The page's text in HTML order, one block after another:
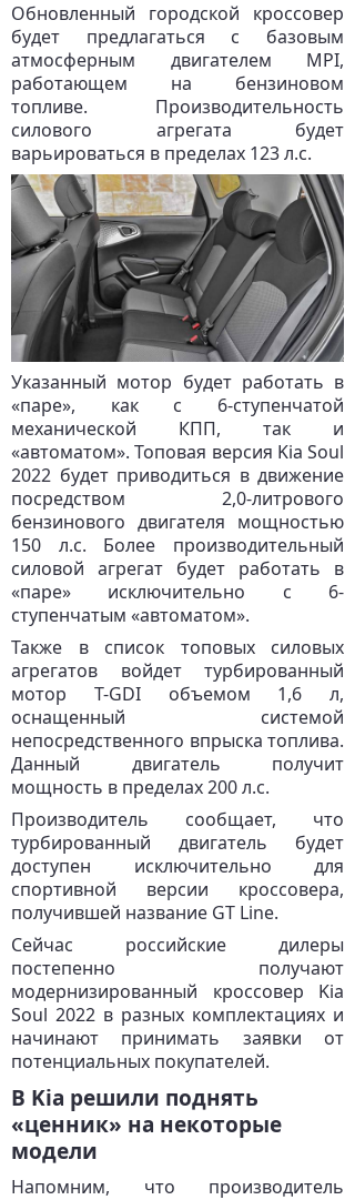
Обновленный городской кроссовер
будет предлагаться с базовым
атмосферным двигателем MPI,
работающем на бензиновом
топливе. Производительность
силового агрегата будет
варьироваться в пределах 123 л.с.
Указанный мотор будет работать в
«паре», как с 6-ступенчатой
механической КПП, так и
«автоматом». Топовая версия Kia Soul
2022 будет приводиться в движение
посредством 2,0-литрового
бензинового двигателя мощностью
150 л.с. Более производительный
силовой агрегат будет работать в
«паре» исключительно с 6-
ступенчатым «автоматом».
Также в список топовых силовых
агрегатов войдет турбированный
мотор T-GDI объемом 1,6 л,
оснащенный системой
непосредственного впрыска топлива.
Данный двигатель получит
мощность в пределах 200 л.с.
Производитель сообщает, что
турбированный двигатель будет
доступен исключительно для
спортивной версии кроссовера,
получившей название GT Line.
Сейчас российские дилеры
постепенно получают
модернизированный кроссовер Kia
Soul 2022 в разных комплектациях и
начинают принимать заявки от
потенциальных покупателей.
В Kia решили поднять
«ценник» на некоторые
модели
Напомним, что производитель